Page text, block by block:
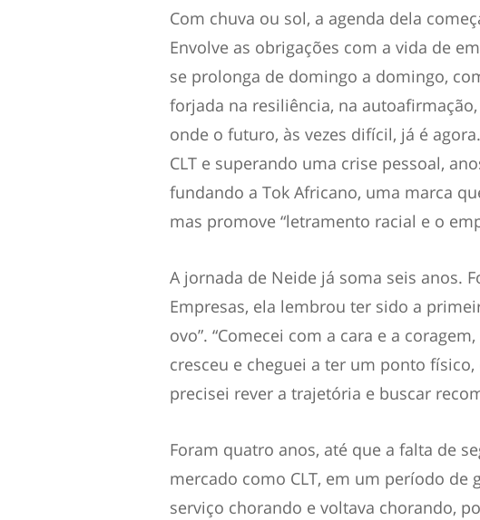
Com chuva ou sol, a agenda dela
Envolve as obrigações com a vida de
se prolonga de domingo a domingo,
forjada na resiliência, na
onde o futuro, às vezes difícil, já é
CLT e superando uma crise pessoal,
fundando a Tok Africano, uma marca
mas promove “letramento racial e o
A jornada de Neide já soma seis anos.
Empresas, ela lembrou ter sido a
ovo”. “Comecei com a cara e a
cresceu e cheguei a ter um ponto
precisei rever a trajetória e buscar
Foram quatro anos, até que a falta de
mercado como CLT, em um período de
serviço chorando e voltava chorando,